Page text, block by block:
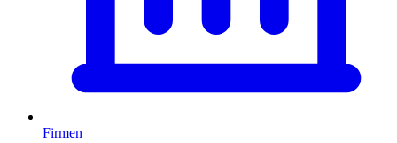
Firmen